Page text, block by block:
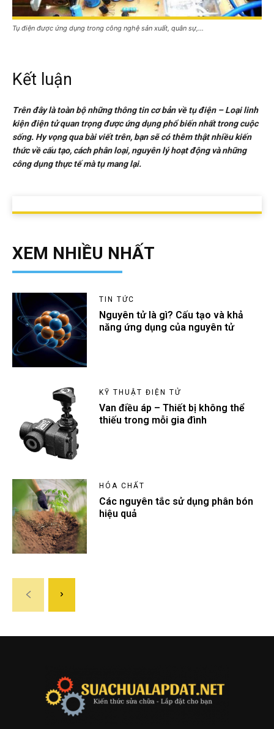
Tụ điện được ứng dụng trong công nghệ sản xuất, quân sự,…
Kết luận
Trên đây là toàn bộ những thông tin cơ bản về tụ điện – Loại linh
kiện điện tử quan trọng được ứng dụng phổ biến nhất trong cuộc
sống. Hy vọng qua bài viết trên, bạn sẽ có thêm thật nhiều kiến
thức về cấu tạo, cách phân loại, nguyên lý hoạt động và những
công dụng thực tế mà tụ mang lại.
XEM NHIỀU NHẤT
TIN TỨC
Nguyên tử là gì? Cấu tạo và khả
năng ứng dụng của nguyên tử
KỸ THUẬT ĐIỆN TỬ
Van điều áp – Thiết bị không thể
thiếu trong mỗi gia đình
HÓA CHẤT
Các nguyên tắc sử dụng phân bón
hiệu quả